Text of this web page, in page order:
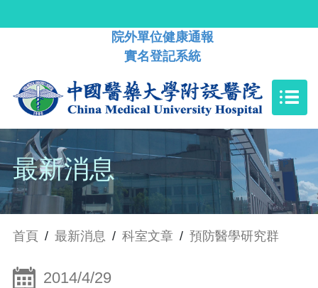
院外單位健康通報
實名登記系統
最新消息
首頁 / 最新消息 / 科室文章 / 預防醫學研究群
2014/4/29